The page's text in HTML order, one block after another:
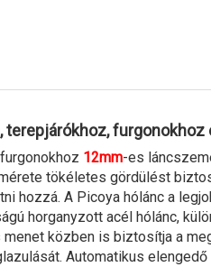
12mm-es
tökéletes gördülést
hozzá. A Picoya hólánc a
horganyzott acél hólánc,
közben is biztosítja a
Automatikus